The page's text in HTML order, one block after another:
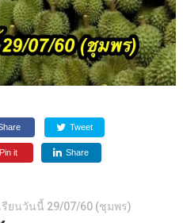
Tweet
Pin it Share
รียนวันนี้ 29/07/60 (ชุมพร)